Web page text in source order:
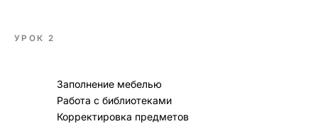
УРОК 2
Заполнение мебелью
Работа с библиотеками
Корректировка предметов